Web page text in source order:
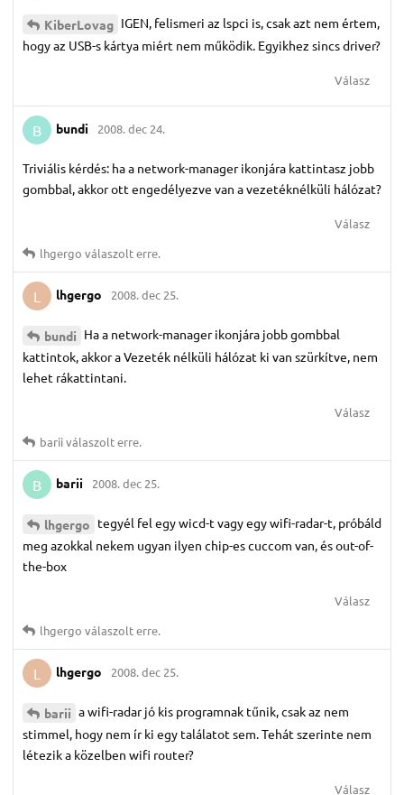
KiberLovag IGEN, felismeri az lspci is, csak azt nem értem,
hogy az USB-s kártya miért nem működik. Egyikhez sincs driver?
Válasz
B bundi 2008. dec 24.
Triviális kérdés: ha a network-manager ikonjára kattintasz jobb
gombbal, akkor ott engedélyezve van a vezetéknélküli hálózat?
Válasz
lhgergo válaszolt erre.
L lhgergo 2008. dec 25.
bundi Ha a network-manager ikonjára jobb gombbal
kattintok, akkor a Vezeték nélküli hálózat ki van szürkítve, nem
lehet rákattintani.
Válasz
bariiválaszolt erre.
B barii 2008. dec 25.
lhgergo tegyél fel egy wicd-t vagy egy wifi-radar-t, próbáld
meg azokkal nekem ugyan ilyen chip-es cuccom van, és out-of-
the-box
Válasz
lhgergo válaszolt erre.
L lhgergo 2008. dec 25.
barii a wifi-radar jó kis programnak tűnik, csak az nem
stimmel, hogy nem ír ki egy találatot sem. Tehát szerinte nem
létezik a közelben wifi router?
Válasz